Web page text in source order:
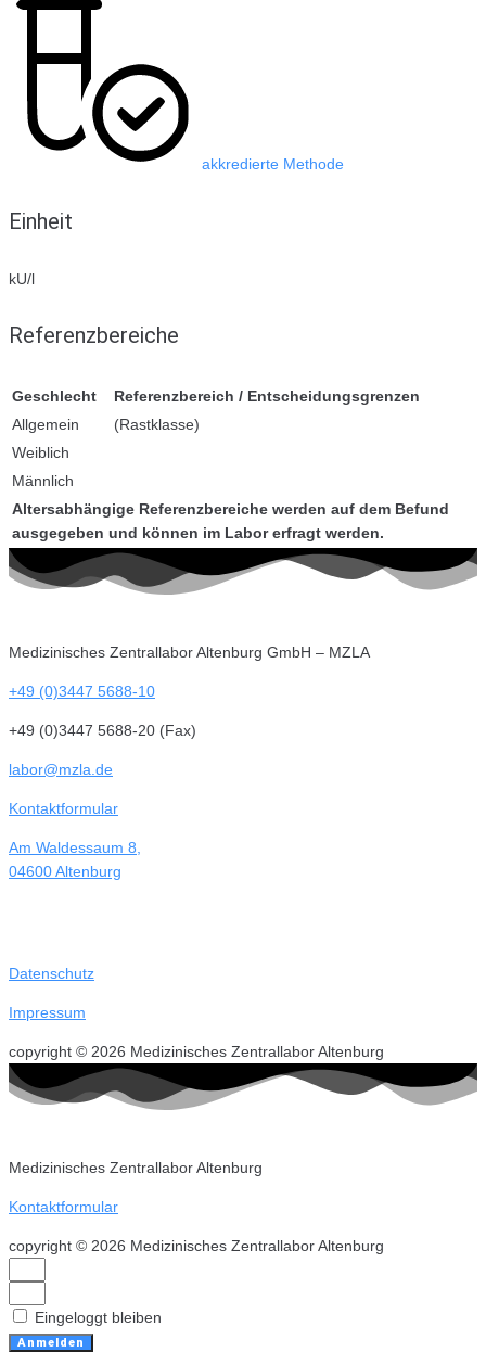
akkredierte Methode
Einheit
kU/l
Referenzbereiche
Geschlecht Referenzbereich / Entscheidungsgrenzen
Altersabhängige Referenzbereiche werden auf dem Befund
ausgegeben und können im Labor erfragt werden.
Allgemein
(Rastklasse)
Weiblich
Männlich
Medizinisches Zentrallabor Altenburg GmbH – MZLA
+49 (0)3447 5688-10
+49 (0)3447 5688-20 (Fax)
labor@mzla.de
Kontaktformular
Am Waldessaum 8,
04600 Altenburg
Datenschutz
Impressum
copyright © 2026 Medizinisches Zentrallabor Altenburg
Medizinisches Zentrallabor Altenburg
Kontaktformular
copyright © 2026 Medizinisches Zentrallabor Altenburg
Eingeloggt bleiben
Anmelden